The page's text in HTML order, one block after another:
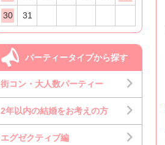
30 31
パーティータイプから探す
街コン・大人数パーティー
2年以内の結婚をお考えの方
エグゼクティブ編